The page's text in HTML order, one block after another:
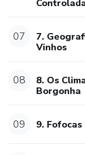
a interpretar as
11. Histórias
curiosidades
Borgonha.
Vantagens do Curso:
básicos dos vinhos
07
7.
Vinhos
08
8. Os
Borgonha
09 9.